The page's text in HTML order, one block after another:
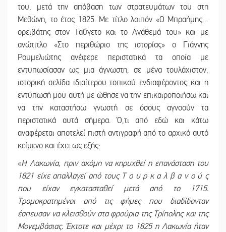
του, μετά την απόβαση των στρατευμάτων του στη
Μεθώνη, το έτος 1825. Με τίτλο λοιπόν «Ο Μπραήμης…
ορειβάτης στον Ταΰγετο και το Ανάθεμά του» και με
ανώτιτλο «Στο περιθώριο της ιστορίας» ο Γιάννης
Ρουμελιώτης ανέφερε περιστατικά τα οποία με
εντυπωσίασαν ως μια άγνωστη, σε μένα τουλάχιστον,
ιστορική σελίδα ιδιαίτερου τοπικού ενδιαφέροντος και η
εντύπωσή μου αυτή με ώθησε να την επικαιροποιήσω και
να την καταστήσω γνωστή σε όσους αγνοούν τα
περιστατικά αυτά σήμερα. Ό,τι από εδώ και κάτω
αναφέρεται αποτελεί πιστή αντιγραφή από το αρχικό αυτό
κείμενο και έχει ως εξής:
«Η Λακωνία, πριν ακόμη να κηρυχθεί η επανάσταση του
1821 είχε απαλλαγεί από τους Τ ο υ ρ κ α λ β α ν ο ύ ς
που είχαν εγκατασταθεί μετά από το 1715.
Τρομοκρατημένοι από τις φήμες που διαδίδονταν
έσπευσαν να κλεισθούν στα φρούρια της Τρίπολης και της
Μονεμβάσιας. Έκτοτε και μέχρι το 1825 η Λακωνία ήταν